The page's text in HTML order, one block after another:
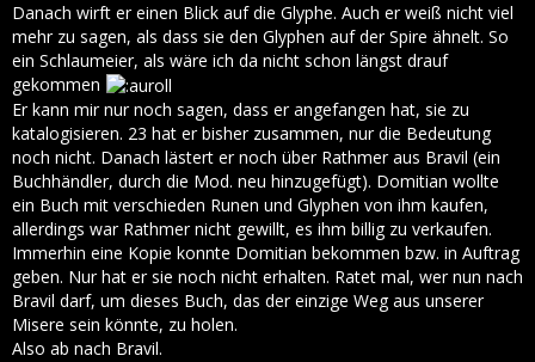
Danach wirft er einen Blick auf die Glyphe. Auch er weiß nicht viel
mehr zu sagen, als dass sie den Glyphen auf der Spire ähnelt. So
ein Schlaumeier, als wäre ich da nicht schon längst drauf
gekommen
Er kann mir nur noch sagen, dass er angefangen hat, sie zu
katalogisieren. 23 hat er bisher zusammen, nur die Bedeutung
noch nicht. Danach lästert er noch über Rathmer aus Bravil (ein
Buchhändler, durch die Mod. neu hinzugefügt). Domitian wollte
ein Buch mit verschieden Runen und Glyphen von ihm kaufen,
allerdings war Rathmer nicht gewillt, es ihm billig zu verkaufen.
Immerhin eine Kopie konnte Domitian bekommen bzw. in Auftrag
geben. Nur hat er sie noch nicht erhalten. Ratet mal, wer nun nach
Bravil darf, um dieses Buch, das der einzige Weg aus unserer
Misere sein könnte, zu holen.
Also ab nach Bravil.